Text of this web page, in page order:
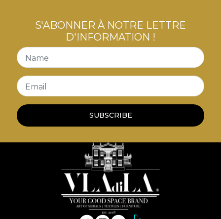
S'ABONNER À NOTRE LETTRE
D'INFORMATION !
Name
Email
SUBSCRIBE